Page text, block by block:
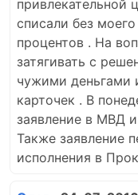
привлекательной
списали без
процентов . На
затягивать с
чужими деньгами
карточек . В
заявление в МВД
Также заявление
исполнения в